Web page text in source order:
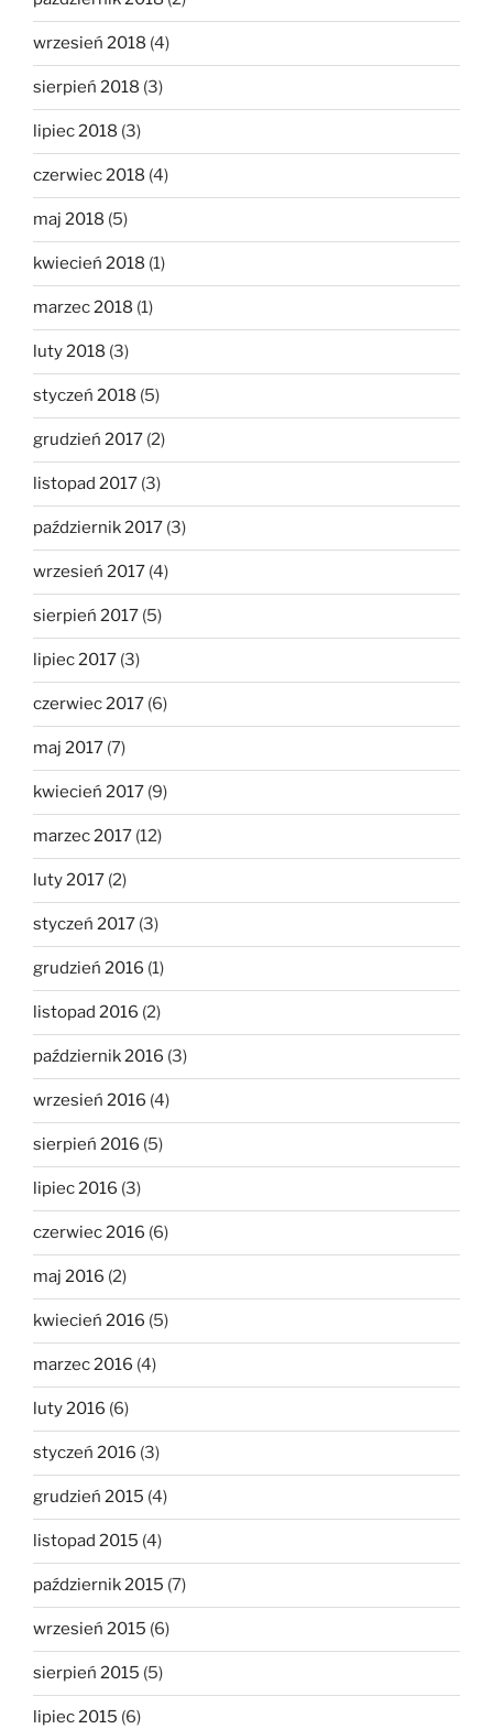
wrzesień 2018 (4)
sierpień 2018 (3)
lipiec 2018 (3)
czerwiec 2018 (4)
maj 2018 (5)
kwiecień 2018 (1)
marzec 2018 (1)
luty 2018 (3)
styczeń 2018 (5)
grudzień 2017 (2)
listopad 2017 (3)
październik 2017 (3)
wrzesień 2017 (4)
sierpień 2017 (5)
lipiec 2017 (3)
czerwiec 2017 (6)
maj 2017 (7)
kwiecień 2017 (9)
marzec 2017 (12)
luty 2017 (2)
styczeń 2017 (3)
grudzień 2016 (1)
listopad 2016 (2)
październik 2016 (3)
wrzesień 2016 (4)
sierpień 2016 (5)
lipiec 2016 (3)
czerwiec 2016 (6)
maj 2016 (2)
kwiecień 2016 (5)
marzec 2016 (4)
luty 2016 (6)
styczeń 2016 (3)
grudzień 2015 (4)
listopad 2015 (4)
październik 2015 (7)
wrzesień 2015 (6)
sierpień 2015 (5)
lipiec 2015 (6)